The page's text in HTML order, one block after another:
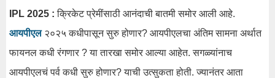
IPL 2025 : क्रिकेट प्रेमींसाठी आनंदाची बातमी समोर आली आहे.
आयपीएल २०२५ कधीपासून सुरु होणार? आयपीएलचा अंतिम सामना अर्थात
फायनल कधी रंगणार ? या तारखा समोर आल्या आहेत. सगळ्यांनाच
आयपीएलचं पर्व कधी सुरु होणार? याची उत्सुकता होती. ज्यानंतर आता